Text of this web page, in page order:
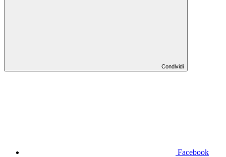
Condividi
Facebook